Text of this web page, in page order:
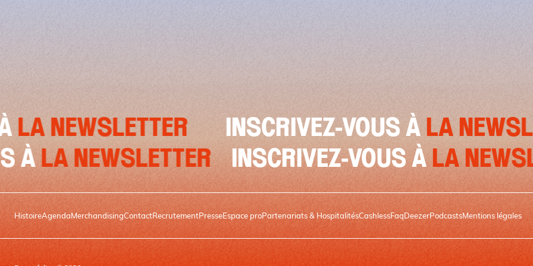
INSCRIVEZ-VOUS ÀLA
VOUS ÀLA NEWSLETTER INSCRIVEZ-VOUS ÀLA
HistoireAgendaMerchandisingContactRecrutementPresseEspace proPartenariats & HospitalitésCashlessFaqDeezerPodcastsMentions légales